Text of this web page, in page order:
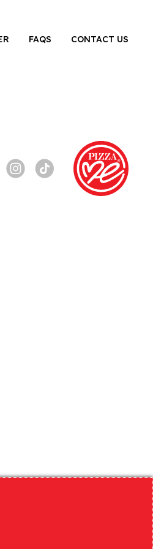
FAQS CONTACT US